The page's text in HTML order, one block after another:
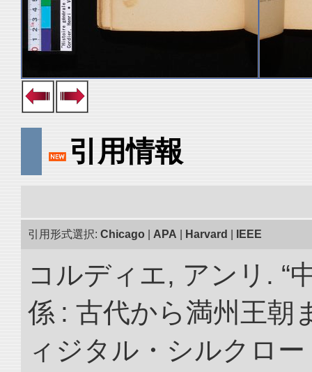
引用情報
引用形式選択: Chicago APA Harvard IEEE
コルディエ, アンリ. “
係 : 古代から満州王朝
ィジタル・シルクロ